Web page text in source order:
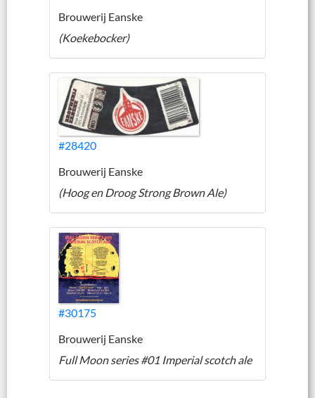
Brouwerij Eanske
(Koekebocker)
#28420
Brouwerij Eanske
(Hoog en Droog Strong Brown Ale)
#30175
Brouwerij Eanske
Full Moon series #01 Imperial scotch ale